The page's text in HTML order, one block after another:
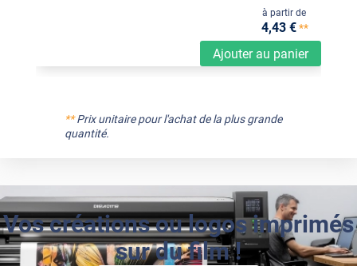
Ajouter au panier
à partir de
4,43 €**
**Prix unitaire pour l'achat de la plus grande
quantité.
Vos créations ou logos imprimés
sur du film !